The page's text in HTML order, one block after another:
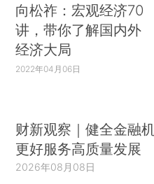
向松祚：宏观经济70
讲，带你了解国内外
经济大局
2022年04月06日
财新观察｜健全金融
更好服务高质量发展
2026年08月08日